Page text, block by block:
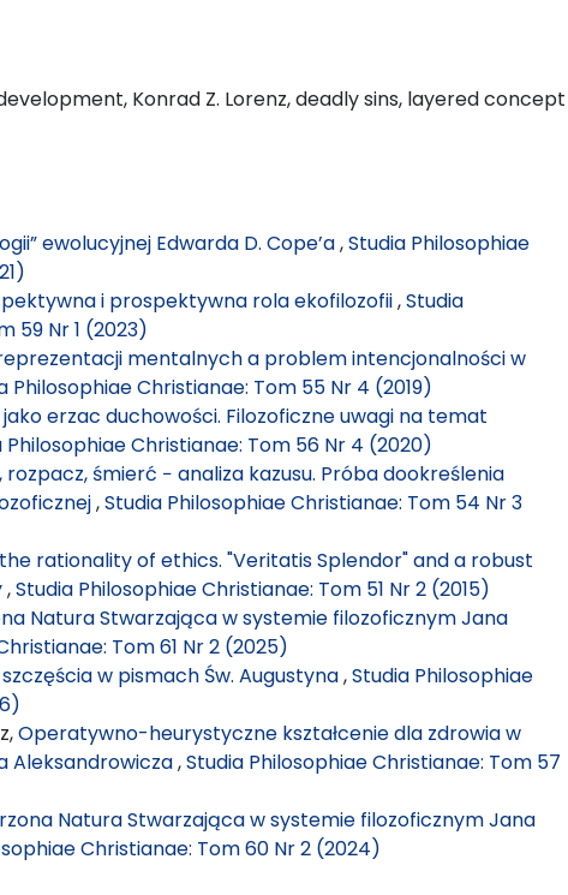
Konrad Z. Lorenz, deadly sins, layered concept
ewolucyjnej Edwarda D. Cope’a,Studia Philosophiae
i prospektywna rola ekofilozofii,Studia
59 Nr 1 (2023)
mentalnych a problem intencjonalności w
Philosophiae Christianae: Tom 55 Nr 4 (2019)
erzac duchowości. Filozoficzne uwagi na temat
Philosophiae Christianae: Tom 56 Nr 4 (2020)
rozpacz, śmierć − analiza kazusu. Próba dookreślenia
,Studia Philosophiae Christianae: Tom 54 Nr 3
rationality of ethics. "Veritatis Splendor" and a robust
,Studia Philosophiae Christianae: Tom 51 Nr 2 (2015)
Natura Stwarzająca w systemie filozoficznym Jana
Tom 61 Nr 2 (2025)
w pismach Św. Augustyna,Studia Philosophiae
Operatywno-heurystyczne kształcenie dla zdrowia w
Aleksandrowicza,Studia Philosophiae Christianae: Tom 57
Natura Stwarzająca w systemie filozoficznym Jana
Christianae: Tom 60 Nr 2 (2024)